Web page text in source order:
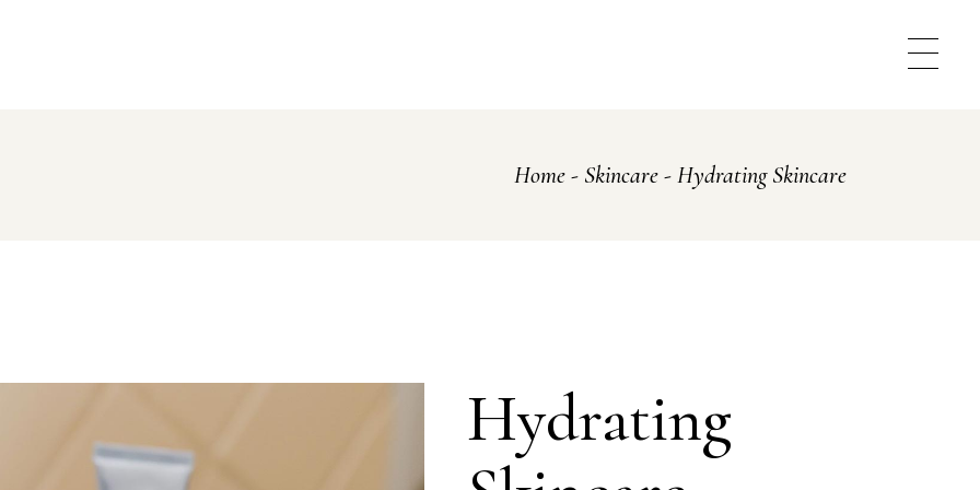
Home Skincare Hydrating Skincare
Hydrating